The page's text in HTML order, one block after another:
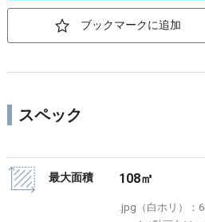
ブックマークに追加
スペック
最大面積 108㎡
.jpg（白ホリ）：